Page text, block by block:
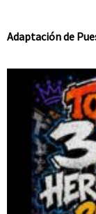
Adaptación de